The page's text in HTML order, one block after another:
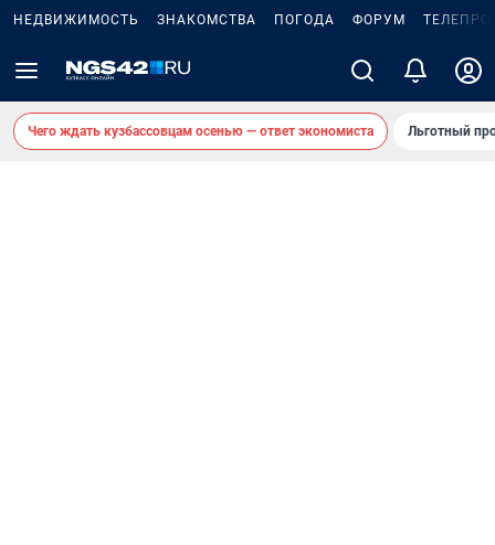
НЕДВИЖИМОСТЬ ЗНАКОМСТВА ПОГОДА ФОРУМ
Чего ждать кузбассовцам осенью — ответ экономиста Льготный